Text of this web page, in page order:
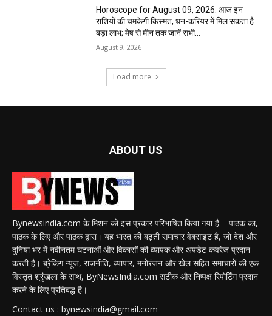
Horoscope for August 09, 2026: आज इन
राशियों की चमकेगी किस्मत, धन-करियर में मिल सकता है
बड़ा लाभ; मेष से मीन तक जानें सभी...
August 9, 2026
Load more
ABOUT US
Bynewsindia.com के मिशन को इस प्रकार परिभाषित किया गया है – पाठक का,
पाठक के लिए और पाठक द्वारा। यह भारत की बढ़ती समाचार वेबसाइट है, जो देश और
दुनिया भर में नवीनतम घटनाओं और विकासों की व्यापक और अपडेट कवरेज प्रदान
करती है। ब्रेकिंग न्यूज, राजनीति, व्यापार, मनोरंजन और खेल सहित समाचारों की एक
विस्तृत श्रृंखला के साथ, ByNewsIndia.com सटीक और निष्पक्ष रिपोर्टिंग प्रदान
करने के लिए प्रतिबद्ध है।
Contact us : bynewsindia@gmail.com